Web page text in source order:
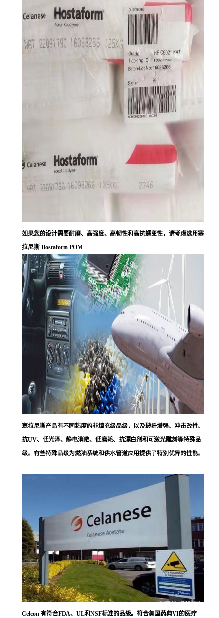
如果您的设计需要耐磨、高强度、高韧性和高抗蠕变性，请考虑选用塞
拉尼斯 Hostaform POM
塞拉尼斯产品有不同粘度的非填充级品级，以及玻纤增强、冲击改性、
抗UV、低光泽、静电消散、低磨耗、抗漂白剂和可激光雕刻等特殊品
级。有些特殊品级为燃油系统和供水管道应用提供了特别优异的性能。
Celcon 有符合FDA、UL和NSF标准的品级。符合美国药典VI的医疗